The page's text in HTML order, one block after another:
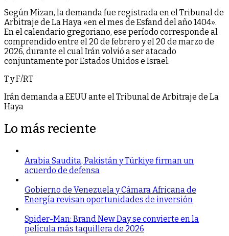
Según Mizan, la demanda fue registrada en el Tribunal de
Arbitraje de La Haya «en el mes de Esfand del año 1404».
En el calendario gregoriano, ese período corresponde al
comprendido entre el 20 de febrero y el 20 de marzo de
2026, durante el cual Irán volvió a ser atacado
conjuntamente por Estados Unidos e Israel.
T y F/RT
Irán demanda a EEUU ante el Tribunal de Arbitraje de La
Haya
Lo más reciente
Arabia Saudita, Pakistán y Türkiye firman un
acuerdo de defensa
Gobierno de Venezuela y Cámara Africana de
Energía revisan oportunidades de inversión
Spider-Man: Brand New Day se convierte en la
película más taquillera de 2026